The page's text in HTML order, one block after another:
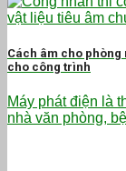
Cách âm cho phòng
cho công trình
Máy phát điện là
nhà văn phòng,